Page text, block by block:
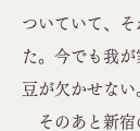
ついていて、
た。今でも我
豆が欠かせない
そのあと新宿